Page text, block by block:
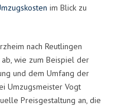
im Blick zu
nach Reutlingen
wie zum Beispiel der
und dem Umfang der
Umzugsmeister Vogt
Preisgestaltung an, die